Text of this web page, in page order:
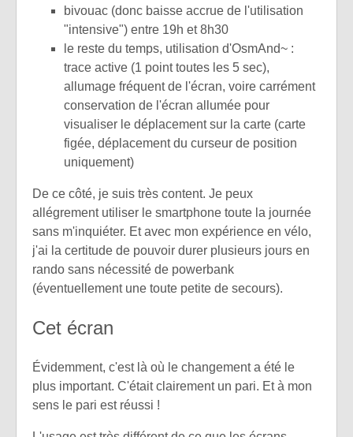
bivouac (donc baisse accrue de l'utilisation
"intensive") entre 19h et 8h30
le reste du temps, utilisation d'OsmAnd~ :
trace active (1 point toutes les 5 sec),
allumage fréquent de l'écran, voire carrément
conservation de l'écran allumée pour
visualiser le déplacement sur la carte (carte
figée, déplacement du curseur de position
uniquement)
De ce côté, je suis très content. Je peux
allégrement utiliser le smartphone toute la journée
sans m'inquiéter. Et avec mon expérience en vélo,
j'ai la certitude de pouvoir durer plusieurs jours en
rando sans nécessité de powerbank
(éventuellement une toute petite de secours).
Cet écran
Évidemment, c'est là où le changement a été le
plus important. C'était clairement un pari. Et à mon
sens le pari est réussi !